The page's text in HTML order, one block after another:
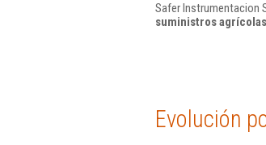
Safer Instrumentacion
suministros agrícolas
Evolución